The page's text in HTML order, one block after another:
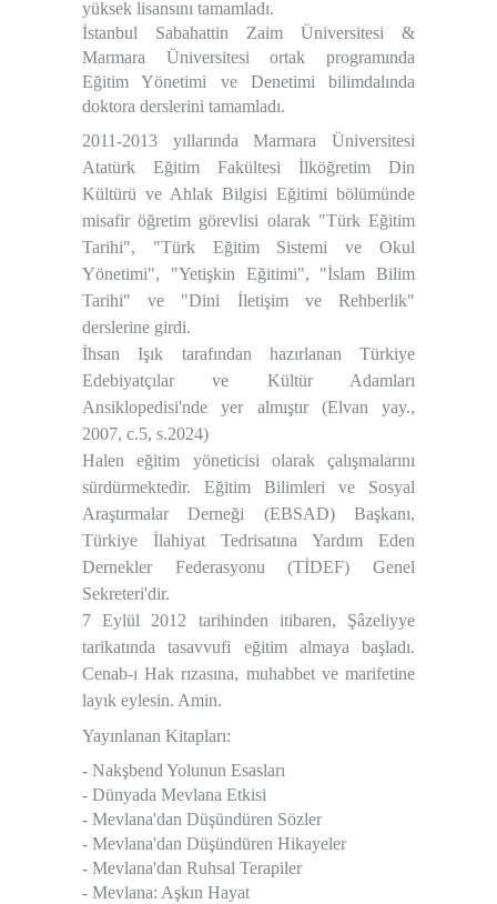
yüksek lisansını tamamladı.
İstanbul Sabahattin Zaim Üniversitesi &
Marmara Üniversitesi ortak programında
Eğitim Yönetimi ve Denetimi bilimdalında
doktora derslerini tamamladı.
2011-2013 yıllarında Marmara Üniversitesi
Atatürk Eğitim Fakültesi İlköğretim Din
Kültürü ve Ahlak Bilgisi Eğitimi bölümünde
misafir öğretim görevlisi olarak "Türk Eğitim
Tarihi", "Türk Eğitim Sistemi ve Okul
Yönetimi", "Yetişkin Eğitimi", "İslam Bilim
Tarihi" ve "Dini İletişim ve Rehberlik"
derslerine girdi.
İhsan Işık tarafından hazırlanan Türkiye
Edebiyatçılar ve Kültür Adamları
Ansiklopedisi'nde yer almıştır (Elvan yay.,
2007, c.5, s.2024)
Halen eğitim yöneticisi olarak çalışmalarını
sürdürmektedir. Eğitim Bilimleri ve Sosyal
Araştırmalar Derneği (EBSAD) Başkanı,
Türkiye İlahiyat Tedrisatına Yardım Eden
Dernekler Federasyonu (TİDEF) Genel
Sekreteri'dir.
7 Eylül 2012 tarihinden itibaren, Şâzeliyye
tarikatında tasavvufi eğitim almaya başladı.
Cenab-ı Hak rızasına, muhabbet ve marifetine
layık eylesin. Amin.
Yayınlanan Kitapları:
- Nakşbend Yolunun Esasları
- Dünyada Mevlana Etkisi
- Mevlana'dan Düşündüren Sözler
- Mevlana'dan Düşündüren Hikayeler
- Mevlana'dan Ruhsal Terapiler
- Mevlana: Aşkın Hayat